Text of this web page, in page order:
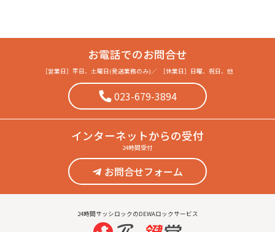
お電話でのお問合せ
［営業日］ 平日、土曜日(発送業務のみ) ／ ［休業日］ 日曜、祝日、他
023-679-3894
インターネットからの受付
24時間受付
お問合せフォーム
24時間サッシロックのDEWAロックサービス